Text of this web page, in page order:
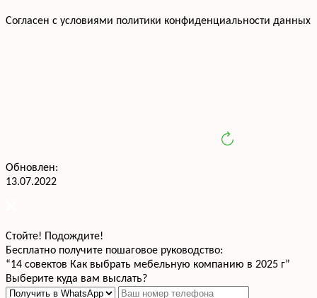
Cогласен с условиями политики конфиденциальности данных
Обновлен:
13.07.2022
Стойте! Подождите!
Бесплатно получите пошаговое руководство:
“14 совектов Как выбрать мебельную компанию в 2025 г”
Выберите куда вам выслать?